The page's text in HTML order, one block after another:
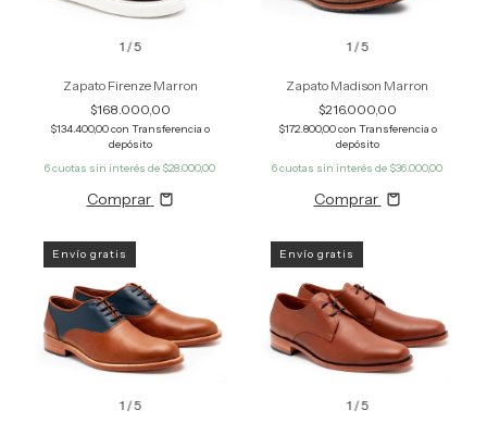
1 /5
Zapato Firenze Marron
$168.000,00
$134.400,00con Transferencia o
depósito
6cuotas sin interés de $28.000,00
Comprar
1 /5
Zapato Madison Marron
$216.000,00
$172.800,00con Transferencia o
depósito
6cuotas sin interés de $36.000,00
Comprar
1 /5
Envío gratis
1 /5
Envío gratis